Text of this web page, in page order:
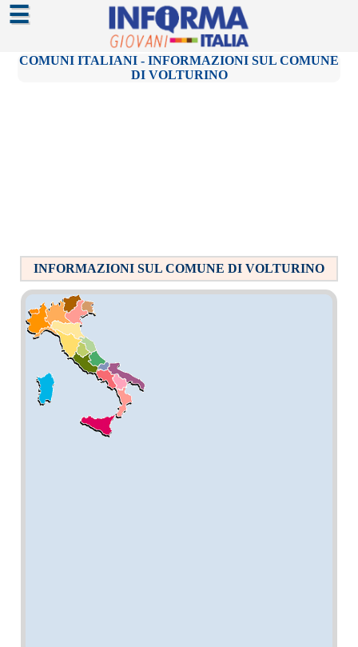
☰
COMUNI ITALIANI - INFORMAZIONI SUL COMUNE
DI VOLTURINO
INFORMAZIONI SUL COMUNE DI VOLTURINO